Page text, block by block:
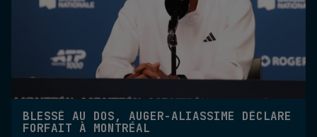
BLESSÉ AU DOS, AUGER-ALIASSIME DÉCLARE
FORFAIT À MONTRÉAL